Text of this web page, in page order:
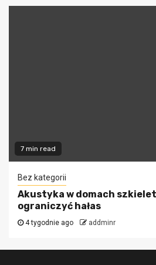
7 min read
Bez kategorii
Akustyka w domach
ograniczyć hałas
4 tygodnie ago addminr